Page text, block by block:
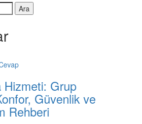
Grup
Güvenlik ve
Rehberi